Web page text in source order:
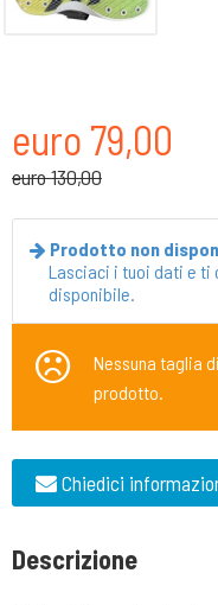
euro 79,00
euro 130,00
Prodotto non
Lasciaci i tuoi dati e ti
disponibile.
Nessuna taglia
prodotto.
Chiedici
Descrizione